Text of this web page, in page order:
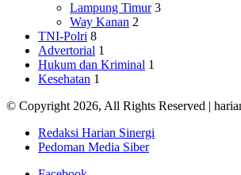
Lampung Timur 3
Way Kanan 2
TNI-Polri 8
Advertorial 1
Hukum dan Kriminal 1
Kesehatan 1
© Copyright 2026, All Rights Reserved |
Redaksi Harian Sinergi
Pedoman Media Siber